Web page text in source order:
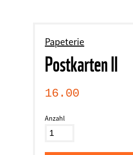
Papeterie
Postkarten II
16.00
Anzahl